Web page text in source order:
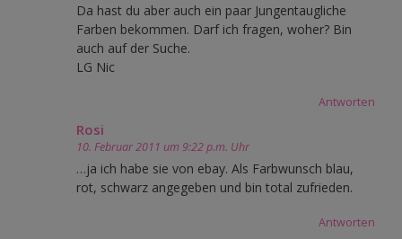
Da hast du aber auch ein paar Jungentaugliche
Farben bekommen. Darf ich fragen, woher? Bin
auch auf der Suche.
LG Nic
Antworten
Rosi
10. Februar 2011 um 9:22 p.m. Uhr
…ja ich habe sie von ebay. Als Farbwunsch blau,
rot, schwarz angegeben und bin total zufrieden.
Antworten